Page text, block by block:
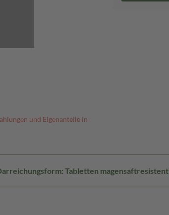
und Eigenanteile in
Tabletten magensaftresistent